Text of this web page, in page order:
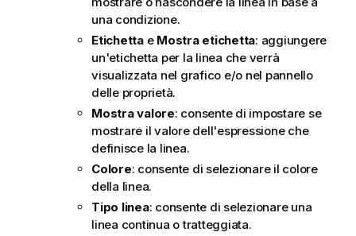
una condizione.
Etichettae Mostra etichetta: aggiungere
un'etichetta per la linea che verrà
visualizzata nel grafico e/o nel pannello
delle proprietà.
Mostra valore: consente di impostare se
mostrare il valore dell'espressione che
definisce la linea.
Colore: consente di selezionare il colore
della linea.
Tipo linea: consente di selezionare una
linea continua o tratteggiata.